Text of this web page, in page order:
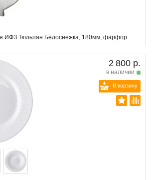
ИФЗ Тюльпан Белоснежка, 180мм, фарфор
2 800 р.
в наличии
В корзину